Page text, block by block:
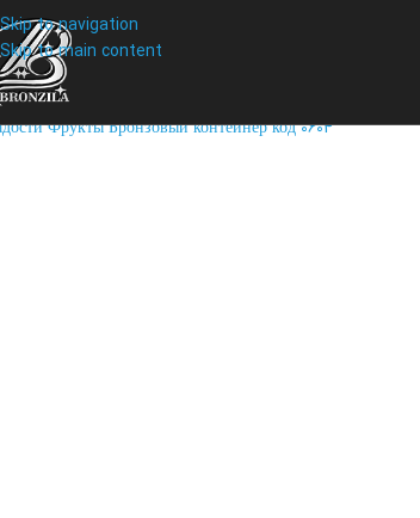
Skip to navigation
Skip to main content
Click to enlarge